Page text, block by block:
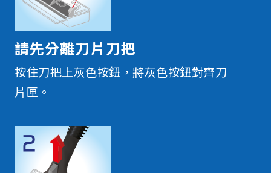
請先分離刀片刀把
按住刀把上灰色按鈕，將灰色按鈕對齊刀
片匣。